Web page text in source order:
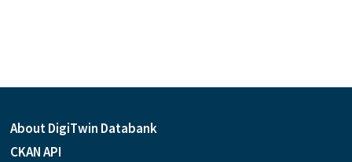
About DigiTwin Databank
CKAN API